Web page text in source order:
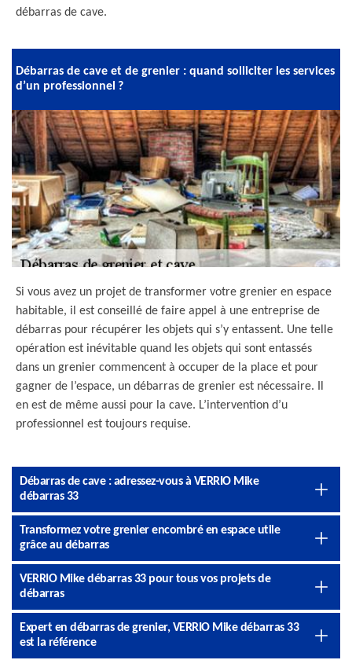
débarras de cave.
Débarras de cave et de grenier : quand solliciter les services
d’un professionnel ?
Si vous avez un projet de transformer votre grenier en espace
habitable, il est conseillé de faire appel à une entreprise de
débarras pour récupérer les objets qui s’y entassent. Une telle
opération est inévitable quand les objets qui sont entassés
dans un grenier commencent à occuper de la place et pour
gagner de l’espace, un débarras de grenier est nécessaire. Il
en est de même aussi pour la cave. L’intervention d’u
professionnel est toujours requise.
Débarras de cave : adressez-vous à VERRIO Mike
débarras 33
Transformez votre grenier encombré en espace utile
grâce au débarras
VERRIO Mike débarras 33 pour tous vos projets de
débarras
Expert en débarras de grenier, VERRIO Mike débarras 33
est la référence